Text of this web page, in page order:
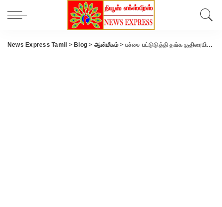
News Express Tamil > Blog > ஆன்மீகம்> பச்சை பட்டுடுத்தி தங்க குதிரையில் வைகையில் எழுந்தருளிய கள்ளழகர்… தண்ணீரை பீய்ச்சி அடித்து கொண்டாடிய பக்தர்கள்.!!